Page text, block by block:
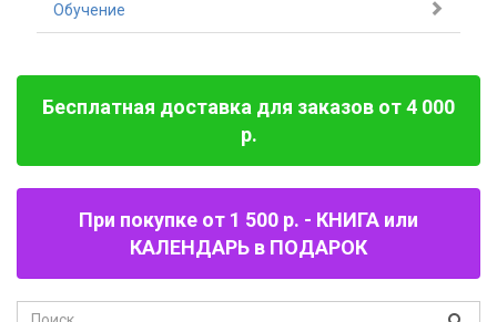
Обучение
Бесплатная доставка для заказов от 4 000
р.
При покупке от 1 500 р. - КНИГА или
КАЛЕНДАРЬ в ПОДАРОК